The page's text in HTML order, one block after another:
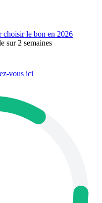
choisir le bon en 2026
sur 2 semaines
vous ici